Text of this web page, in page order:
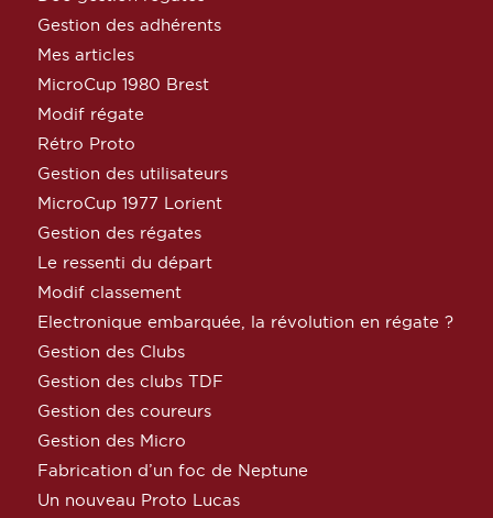
Gestion des adhérents
Mes articles
MicroCup 1980 Brest
Modif régate
Rétro Proto
Gestion des utilisateurs
MicroCup 1977 Lorient
Gestion des régates
Le ressenti du départ
Modif classement
Electronique embarquée, la révolution en régate ?
Gestion des Clubs
Gestion des clubs TDF
Gestion des coureurs
Gestion des Micro
Fabrication d’un foc de Neptune
Un nouveau Proto Lucas